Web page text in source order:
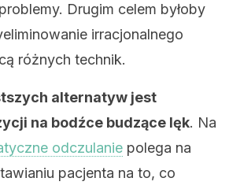
Drugim celem byłoby
irracjonalnego
różnych technik.
alternatyw jest
na bodźce budzące lęk. Na
odczulanie polega na
pacjenta na to, co